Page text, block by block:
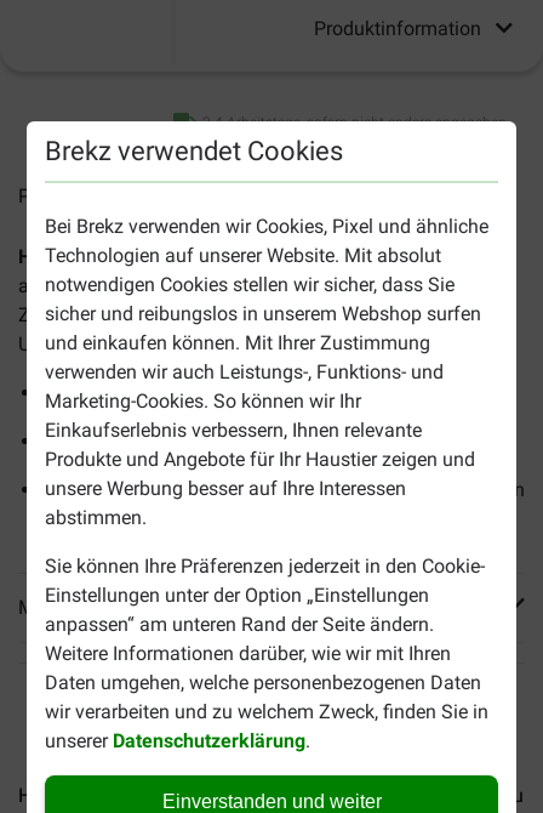
Brekz verwendet Cookies
Bei Brekz verwenden wir Cookies, Pixel und ähnliche
Technologien auf unserer Website. Mit absolut
notwendigen Cookies stellen wir sicher, dass Sie
sicher und reibungslos in unserem Webshop surfen
und einkaufen können. Mit Ihrer Zustimmung
verwenden wir auch Leistungs-, Funktions- und
Marketing-Cookies. So können wir Ihr
Einkaufserlebnis verbessern, Ihnen relevante
Produkte und Angebote für Ihr Haustier zeigen und
unsere Werbung besser auf Ihre Interessen
abstimmen.
Sie können Ihre Präferenzen jederzeit in den Cookie-
Einstellungen unter der Option „Einstellungen
anpassen“ am unteren Rand der Seite ändern.
Weitere Informationen darüber, wie wir mit Ihren
Daten umgehen, welche personenbezogenen Daten
wir verarbeiten und zu welchem Zweck, finden Sie in
unserer Datenschutzerklärung.
Einverstanden und weiter
Produktinformation
2-4 Arbeitstage, sofern nicht anders angegeben
Preise inkl. MwSt zzgl.
Hardys Love Affair Rind Nassfutter Katze (Dose)
aus ganzen 70 % Fleisch und ist frei von unnötigen
Zusätzen. Dieses getreidefreie Nassfutter bietet optimale
Unterstützung für die Gesundheit Ihrer Katze.
Sehr hoher Fleischanteil
Enthält wertvolles Nachtkerzenöl
Gesunde Kräuter und natürliche Zutaten mit essenziellen
Nährstoffen und Mineralstoffen
Mehr Produktinfos
Hardys Love Affair Huhn und... Hardys Love Affair Kalb